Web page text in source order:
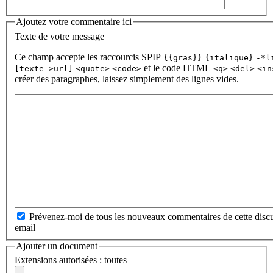
Ajoutez votre commentaire ici
Texte de votre message
Ce champ accepte les raccourcis SPIP {{gras}} {italique} -
[texte->url] <quote> <code> et le code HTML <q> <del>
créer des paragraphes, laissez simplement des lignes vides.
Prévenez-moi de tous les nouveaux commentaires de cette
email
Ajouter un document
Extensions autorisées : toutes